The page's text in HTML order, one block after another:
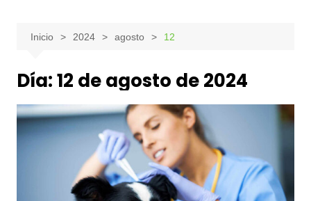
Inicio 2024 agosto 12
Día:12 de agosto de 2024